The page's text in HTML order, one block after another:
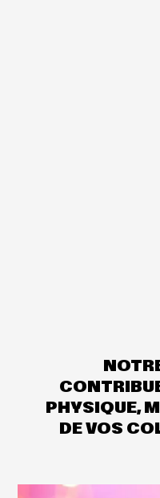
PHYSIQUE,
DE VOS